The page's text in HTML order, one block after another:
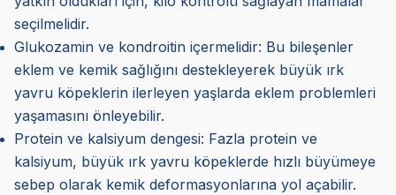
seçilmelidir.
Glukozamin ve kondroitin içermelidir: Bu bileşenler
eklem ve kemik sağlığını destekleyerek büyük ırk
yavru köpeklerin ilerleyen yaşlarda eklem problemleri
yaşamasını önleyebilir.
Protein ve kalsiyum dengesi: Fazla protein ve
kalsiyum, büyük ırk yavru köpeklerde hızlı büyümeye
sebep olarak kemik deformasyonlarına yol açabilir.